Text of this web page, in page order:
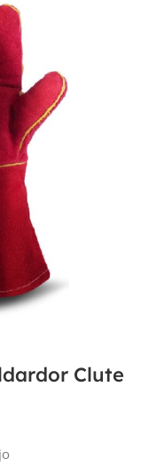
Clute